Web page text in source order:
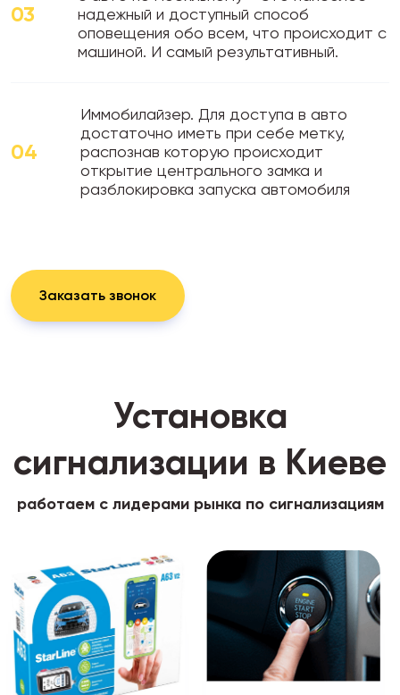
03
надежный и доступный способ
оповещения обо всем, что происходит с
машиной. И самый результативный.
04
Иммобилайзер. Для доступа в авто
достаточно иметь при себе метку,
распознав которую происходит
открытие центрального замка и
разблокировка запуска автомобиля
Заказать звонок
Установка
сигнализации в Киеве
работаем с лидерами рынка по сигнализациям